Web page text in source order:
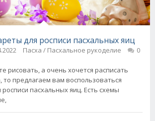
для росписи пасхальных яиц
Пасха / Пасхальное рукоделие 0
рисовать, а очень хочется расписать
то предлагаем вам воспользоваться
пасхальных яиц. Есть схемы